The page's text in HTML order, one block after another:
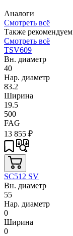
Аналоги
Смотреть всё
Также рекомендуем
Смотреть всё
TSV609
Вн. диаметр
40
Нар. диаметр
83.2
Ширина
19.5
500
FAG
13 855 ₽
SC512 SV
Вн. диаметр
55
Нар. диаметр
0
Ширина
0